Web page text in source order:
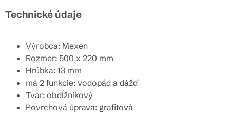
Technické údaje
Výrobca: Mexen
Rozmer: 500 x 220 mm
Hrúbka: 13 mm
má 2 funkcie: vodopád a dážď
Tvar: obdĺžnikový
Povrchová úprava: grafitová